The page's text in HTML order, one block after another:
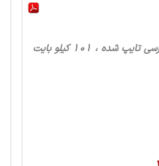
، کلیه گرایش ها، 35 صفحه فارسی تایپ شده ، 101 کیلو بایت